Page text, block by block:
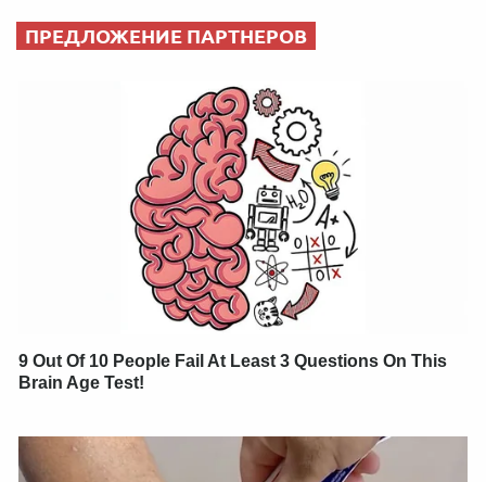
ПРЕДЛОЖЕНИЕ ПАРТНЕРОВ
9 Out Of 10 People Fail At Least 3 Questions On This
Brain Age Test!